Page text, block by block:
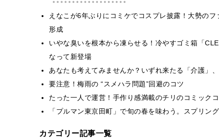
えなこが6年ぶりにコミケでコスプレ披露！大勢の
形成
いやな臭いを根本から凍らせる！冷やすゴミ箱「
なって新登場
あなたも考えてみませんか？いずれ来たる「介護」
要注意！梅雨の “スメハラ問題”回避のコツ
たった一人で運営！手作り感満載のチリのコミック
「プルマン東京田町」で旬の春を味わう。スプリン
カテゴリー記事一覧